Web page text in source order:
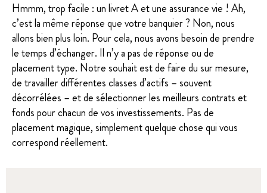
Hmmm, trop facile : un livret A et une assurance vie ! Ah,
c’est la même réponse que votre banquier ? Non, nous
allons bien plus loin. Pour cela, nous avons besoin de prendre
le temps d’échanger. Il n’y a pas de réponse ou de
placement type. Notre souhait est de faire du sur mesure,
de travailler différentes classes d’actifs – souvent
décorrélées – et de sélectionner les meilleurs contrats et
fonds pour chacun de vos investissements. Pas de
placement magique, simplement quelque chose qui vous
correspond réellement.